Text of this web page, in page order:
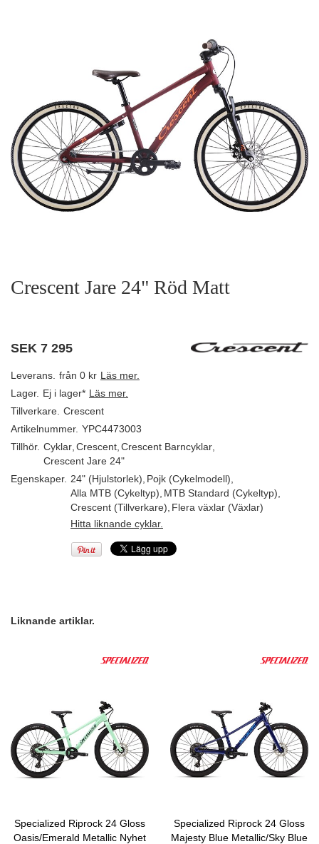
Crescent Jare 24" Röd Matt
SEK 7 295
Leverans. från 0 kr Läs mer.
Lager. Ej i lager* Läs mer.
Tillverkare. Crescent
Artikelnummer. YPC4473003
Tillhör. Cyklar Crescent Crescent Barncyklar
Crescent Jare 24"
Egenskaper. 24" (Hjulstorlek) Pojk (Cykelmodell)
Alla MTB (Cykeltyp) MTB Standard (Cykeltyp)
Crescent (Tillverkare) Flera växlar (Växlar)
Hitta liknande cyklar.
Liknande artiklar.
Specialized Riprock 24 Gloss
Oasis/Emerald Metallic Nyhet
Specialized Riprock 24 Gloss
Majesty Blue Metallic/Sky Blue